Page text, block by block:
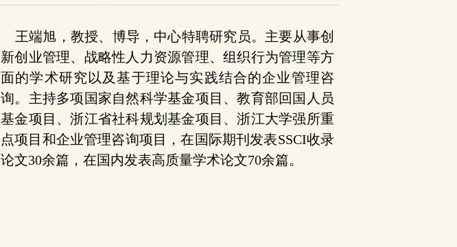
王端旭，教授、博导， 中心特聘研究员。主要从事创
新创业管理、战略性人力资源管理、组织行为管理等方
面的学术研究以及基于理论与实践结合的企业管理咨
询。主持多项国家自然科学基金项目、教育部回国人员
基金项目、浙江省社科规划基金项目、浙江大学强所重
点项目和企业管理咨询项目，在国际期刊发表SSCI收录
论文30余篇，在国内发表高质量学术论文70余篇。